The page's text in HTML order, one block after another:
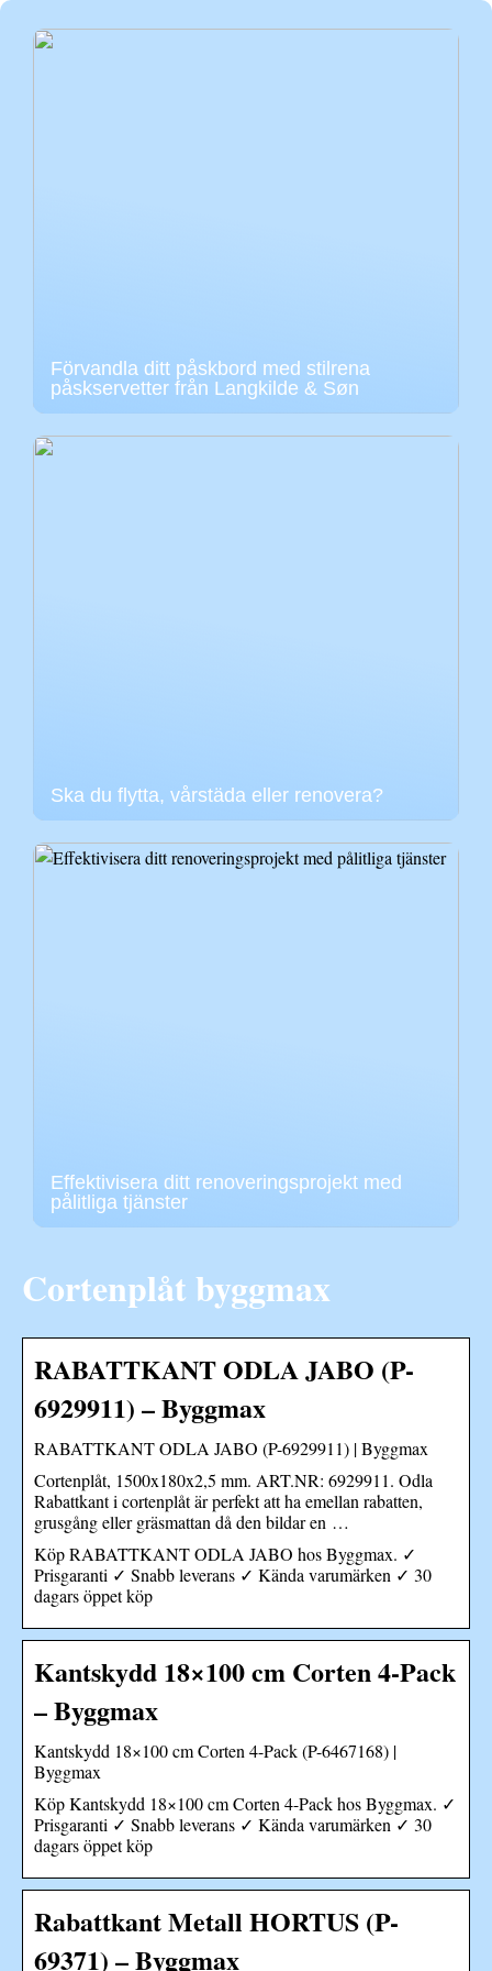
Förvandla ditt påskbord med stilrena
påskservetter från Langkilde & Søn
Ska du flytta, vårstäda eller renovera?
Effektivisera ditt renoveringsprojekt med
pålitliga tjänster
Cortenplåt byggmax
RABATTKANT ODLA JABO (P-
6929911) – Byggmax
RABATTKANT ODLA JABO (P-6929911) | Byggmax
Cortenplåt, 1500x180x2,5 mm. ART.NR: 6929911. Odla
Rabattkant i cortenplåt är perfekt att ha emellan rabatten,
grusgång eller gräsmattan då den bildar en …
Köp RABATTKANT ODLA JABO hos Byggmax. ✓
Prisgaranti ✓ Snabb leverans ✓ Kända varumärken ✓ 30
dagars öppet köp
Kantskydd 18×100 cm Corten 4-Pack
– Byggmax
Kantskydd 18×100 cm Corten 4-Pack (P-6467168) |
Byggmax
Köp Kantskydd 18×100 cm Corten 4-Pack hos Byggmax. ✓
Prisgaranti ✓ Snabb leverans ✓ Kända varumärken ✓ 30
dagars öppet köp
Rabattkant Metall HORTUS (P-
69371) – Byggmax